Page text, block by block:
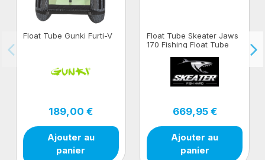
Float Tube Gunki Furti-V
189,00 €
Ajouter au
panier
Float Tube Skeater Jaws
170 Fishing Float Tube
669,95 €
Ajouter au
panier